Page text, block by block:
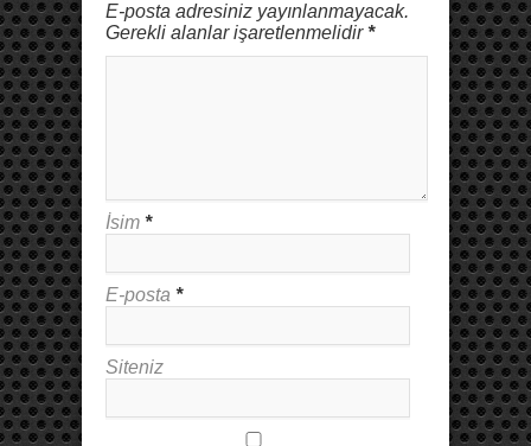
E-posta adresiniz yayınlanmayacak.
Gerekli alanlar işaretlenmelidir*
İsim *
E-posta *
Siteniz